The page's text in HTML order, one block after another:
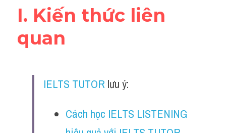
Environment
Technology
IELTS Advice
I. Kiến thức liên
quan
IELTS TUTOR lưu ý:
Cách học IELTS LISTENING